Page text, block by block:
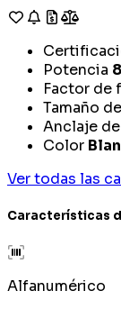
Potencia
Factor de
Tamaño
Anclaje
Color
Ver todas las
Características
Alfanumérico